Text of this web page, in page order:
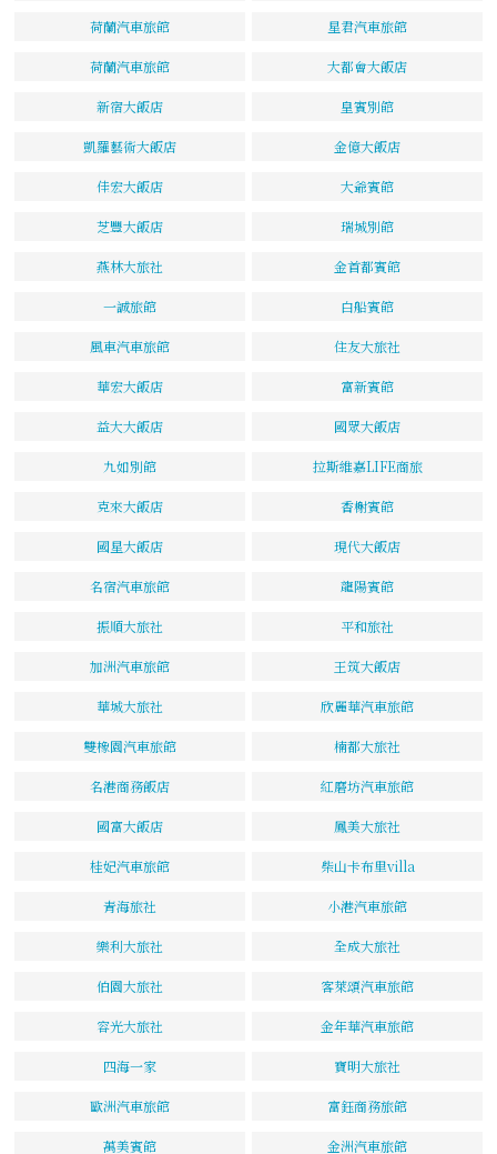
荷蘭汽車旅館 星君汽車旅館
荷蘭汽車旅館 大都會大飯店
新宿大飯店 皇賓別館
凱羅藝術大飯店 金億大飯店
佳宏大飯店 大爺賓館
芝豐大飯店 瑞城別館
燕林大旅社 金首都賓館
一誠旅館 白船賓館
風車汽車旅館 住友大旅社
華宏大飯店 富新賓館
益大大飯店 國眾大飯店
九如別館 拉斯維嘉LIFE商旅
克來大飯店 香榭賓館
國星大飯店 現代大飯店
名宿汽車旅館 龍陽賓館
振順大旅社 平和旅社
加洲汽車旅館 王筑大飯店
華城大旅社 欣麗華汽車旅館
雙橡園汽車旅館 楠都大旅社
名港商務飯店 紅磨坊汽車旅館
國富大飯店 鳳美大旅社
桂妃汽車旅館 柴山卡布里villa
青海旅社 小港汽車旅館
樂利大旅社 全成大旅社
伯園大旅社 客萊頌汽車旅館
容光大旅社 金年華汽車旅館
四海一家 寶明大旅社
歐洲汽車旅館 富鈺商務旅館
萬美賓館 金洲汽車旅館